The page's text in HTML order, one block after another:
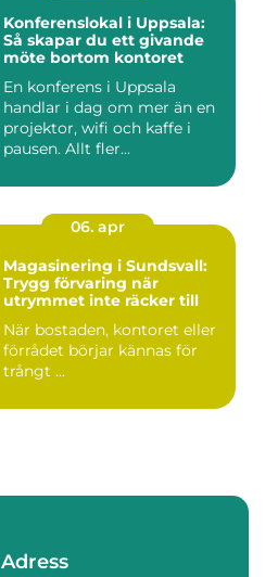
Konferenslokal i Uppsala:
Så skapar du ett givande
möte bortom kontoret
En konferens i Uppsala
handlar i dag om mer än en
projektor, wifi och kaffe i
pausen. Allt fler...
06. apr
Magasinering i Sundsvall:
Trygg förvaring när
utrymmet inte räcker till
När bostaden, kontoret eller
förrådet börjar kännas för
trångt ...
Adress